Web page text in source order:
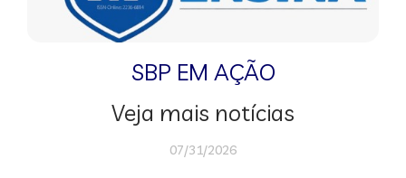
SBP EM AÇÃO
Veja mais notícias
07/31/2026